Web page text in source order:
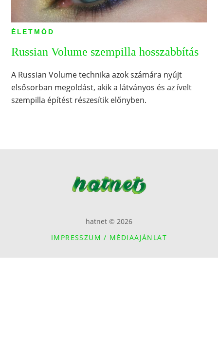
ÉLETMÓD
Russian Volume szempilla hosszabbítás
A Russian Volume technika azok számára nyújt
elsősorban megoldást, akik a látványos és az ívelt
szempilla építést részesítik előnyben.
hatnet © 2026
IMPRESSZUM / MÉDIAAJÁNLAT